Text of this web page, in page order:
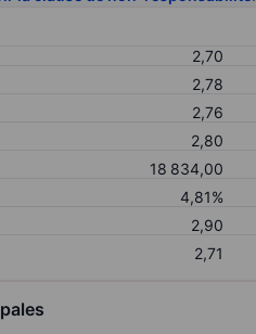
2,70
2,78
2,76
2,80
18 834,00
4,81%
2,90
2,71